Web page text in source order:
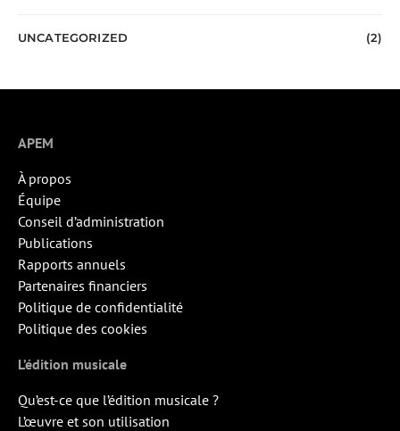
UNCATEGORIZED (2)
APEM
À propos
Équipe
Conseil d’administration
Publications
Rapports annuels
Partenaires financiers
Politique de confidentialité
Politique des cookies
L’édition musicale
Qu’est-ce que l’édition musicale ?
L’œuvre et son utilisation